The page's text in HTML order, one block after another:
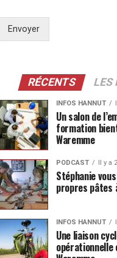
Envoyer
RÉCENTS LES
INFOS HANNUT
Un salon de
formation
Waremme
PODCAST Il y a
Stéphanie
propres pâtes
INFOS HANNUT
Une liaison